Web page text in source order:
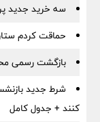
سه خرید جدید
حماقت کردم
بازگشت رسمی
کنند + جدول کامل